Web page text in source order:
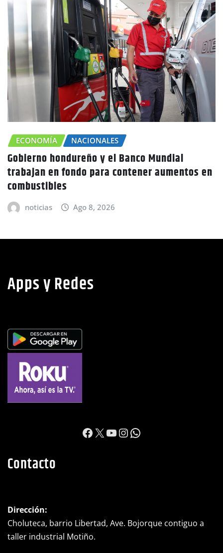
NACIONALES
hondureño y el Banco Mundial
en fondo para contener aumentos en
noticias Ago 8, 2026
Apps y Redes
https://
X YouTube
Instagram
WhatsApp
Contacto
Dirección:
Choluteca, barrio Libertad, Ave. Bojorque contiguo a
taller industrial Motiño.